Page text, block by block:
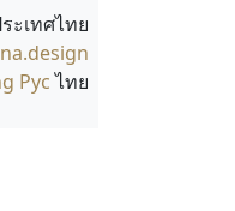
ะเทศไทย
Русไทย